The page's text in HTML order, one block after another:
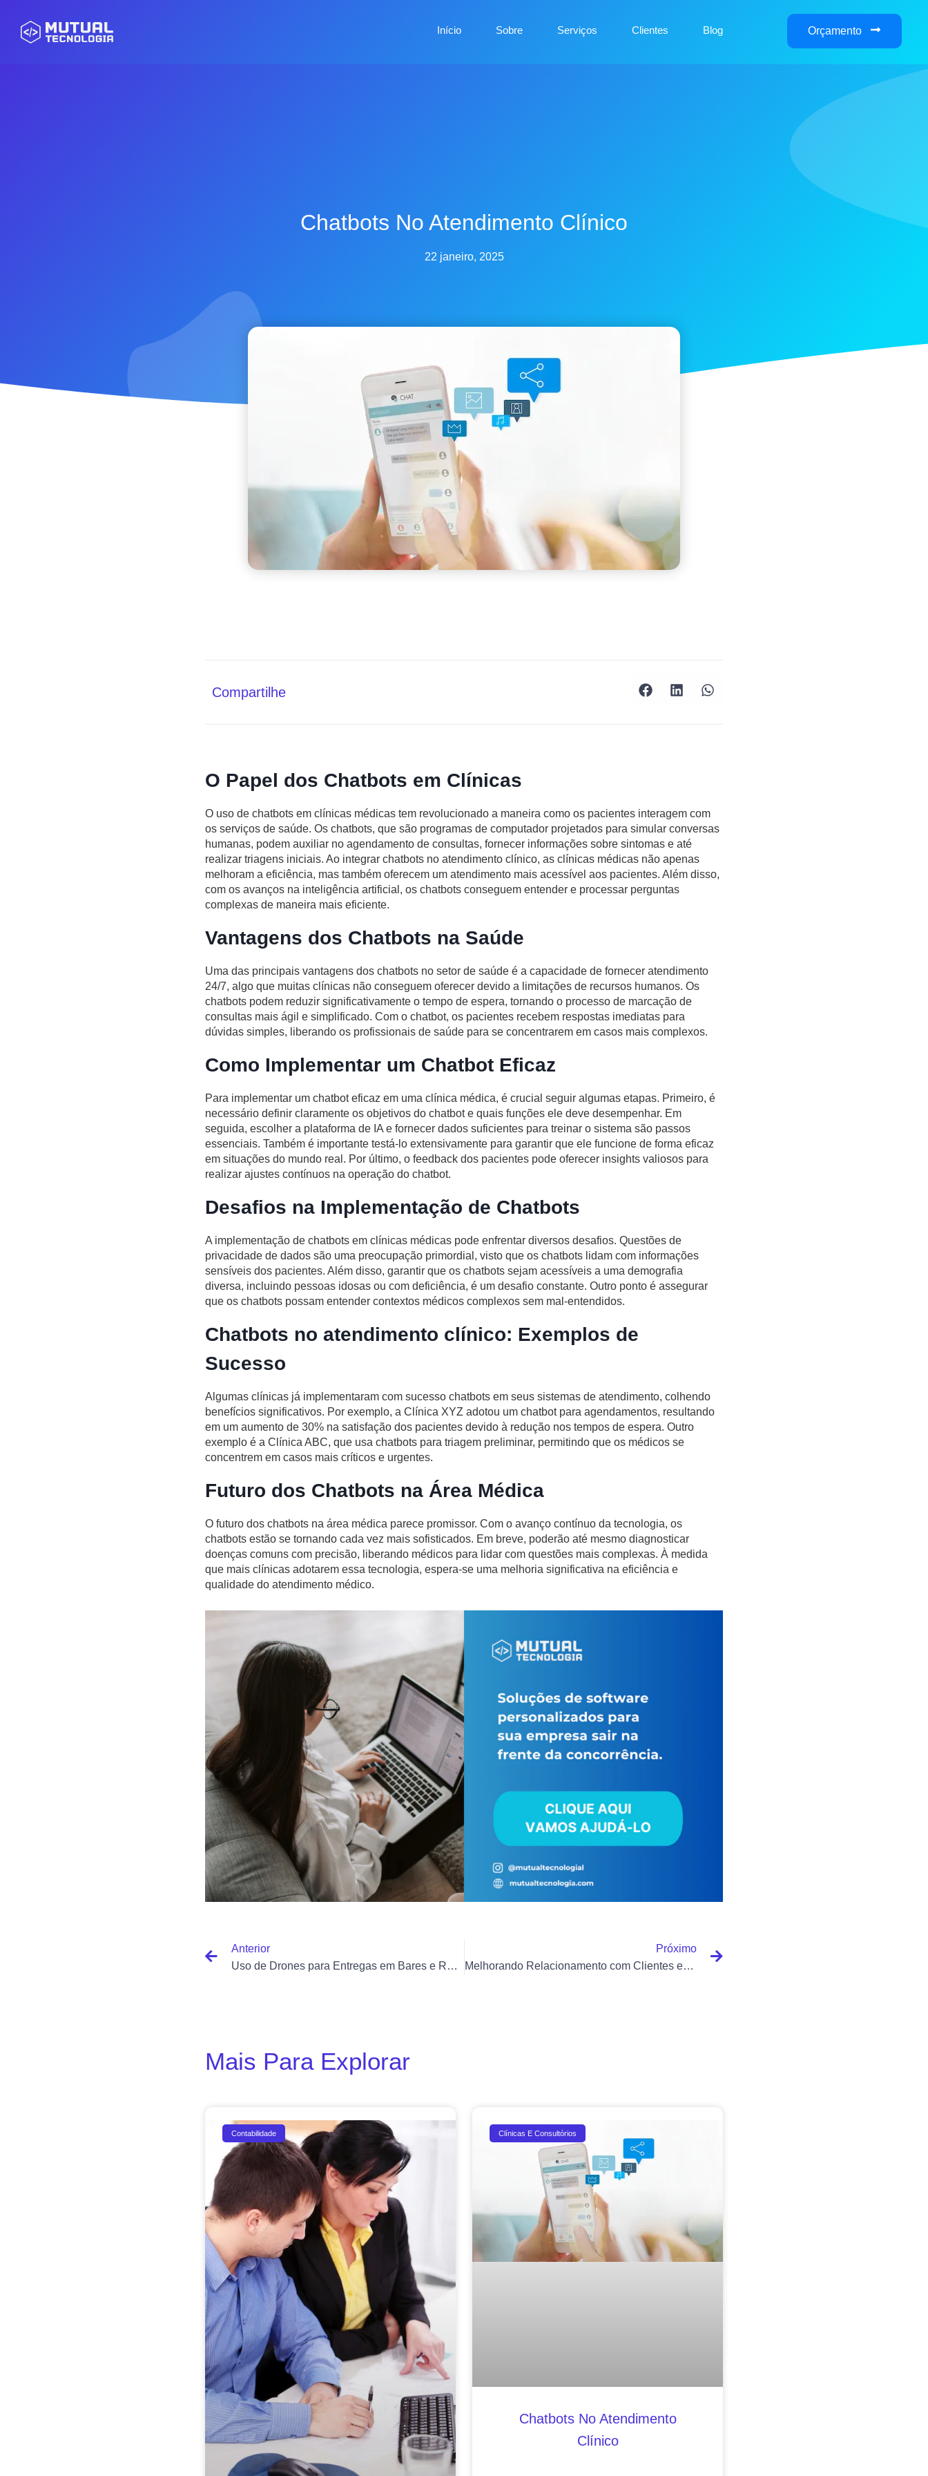
Início Sobre Serviços Clientes Blog Orçamento
Chatbots No Atendimento Clínico
22 janeiro, 2025
Compartilhe
O Papel dos Chatbots em Clínicas
O uso de chatbots em clínicas médicas tem revolucionado a maneira como os pacientes interagem com
os serviços de saúde. Os chatbots, que são programas de computador projetados para simular conversas
humanas, podem auxiliar no agendamento de consultas, fornecer informações sobre sintomas e até
realizar triagens iniciais. Ao integrar chatbots no atendimento clínico, as clínicas médicas não apenas
melhoram a eficiência, mas também oferecem um atendimento mais acessível aos pacientes. Além disso,
com os avanços na inteligência artificial, os chatbots conseguem entender e processar perguntas
complexas de maneira mais eficiente.
Vantagens dos Chatbots na Saúde
Uma das principais vantagens dos chatbots no setor de saúde é a capacidade de fornecer atendimento
24/7, algo que muitas clínicas não conseguem oferecer devido a limitações de recursos humanos. Os
chatbots podem reduzir significativamente o tempo de espera, tornando o processo de marcação de
consultas mais ágil e simplificado. Com o chatbot, os pacientes recebem respostas imediatas para
dúvidas simples, liberando os profissionais de saúde para se concentrarem em casos mais complexos.
Como Implementar um Chatbot Eficaz
Para implementar um chatbot eficaz em uma clínica médica, é crucial seguir algumas etapas. Primeiro, é
necessário definir claramente os objetivos do chatbot e quais funções ele deve desempenhar. Em
seguida, escolher a plataforma de IA e fornecer dados suficientes para treinar o sistema são passos
essenciais. Também é importante testá-lo extensivamente para garantir que ele funcione de forma eficaz
em situações do mundo real. Por último, o feedback dos pacientes pode oferecer insights valiosos para
realizar ajustes contínuos na operação do chatbot.
Desafios na Implementação de Chatbots
A implementação de chatbots em clínicas médicas pode enfrentar diversos desafios. Questões de
privacidade de dados são uma preocupação primordial, visto que os chatbots lidam com informações
sensíveis dos pacientes. Além disso, garantir que os chatbots sejam acessíveis a uma demografia
diversa, incluindo pessoas idosas ou com deficiência, é um desafio constante. Outro ponto é assegurar
que os chatbots possam entender contextos médicos complexos sem mal-entendidos.
Chatbots no atendimento clínico: Exemplos de
Sucesso
Algumas clínicas já implementaram com sucesso chatbots em seus sistemas de atendimento, colhendo
benefícios significativos. Por exemplo, a Clínica XYZ adotou um chatbot para agendamentos, resultando
em um aumento de 30% na satisfação dos pacientes devido à redução nos tempos de espera. Outro
exemplo é a Clínica ABC, que usa chatbots para triagem preliminar, permitindo que os médicos se
concentrem em casos mais críticos e urgentes.
Futuro dos Chatbots na Área Médica
O futuro dos chatbots na área médica parece promissor. Com o avanço contínuo da tecnologia, os
chatbots estão se tornando cada vez mais sofisticados. Em breve, poderão até mesmo diagnosticar
doenças comuns com precisão, liberando médicos para lidar com questões mais complexas. À medida
que mais clínicas adotarem essa tecnologia, espera-se uma melhoria significativa na eficiência e
qualidade do atendimento médico.
Anterior
Uso de Drones para Entregas em Bares e Restaurantes
Próximo
Melhorando Relacionamento com Clientes em Contabilidade
Mais Para Explorar
Contabilidade Clínicas E Consultórios
Chatbots No Atendimento
Clínico